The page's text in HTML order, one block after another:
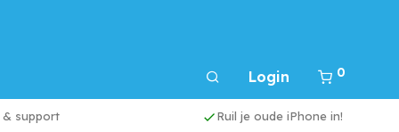
Login 0
support Ruil je oude iPhone in!